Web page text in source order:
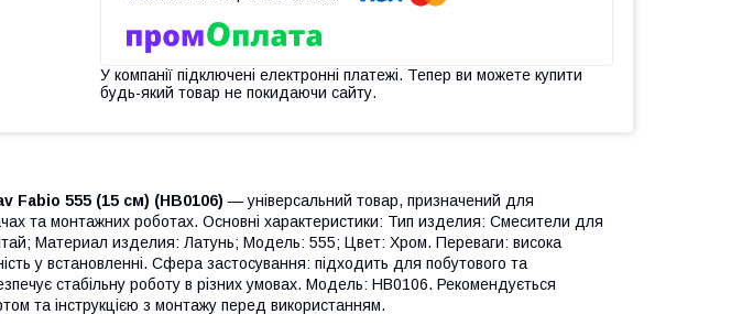
У компанії підключені електронні платежі. Тепер ви можете купити
будь-який товар не покидаючи сайту.
Fabio 555 (15 см) (HB0106) — універсальний товар, призначений для
та монтажних роботах. Основні характеристики: Тип изделия: Смесители для
Материал изделия: Латунь; Мoдель: 555; Цвет: Хром. Переваги: висока
у встановленні. Сфера застосування: підходить для побутового та
стабільну роботу в різних умовах. Модель: HB0106. Рекомендується
та інструкцією з монтажу перед використанням.